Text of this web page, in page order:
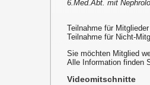
6.Med.Abt. mit
Teilnahme für
Teilnahme für Nicht-
Sie möchten Mitglied
Alle Information finden
Videomitschnitte